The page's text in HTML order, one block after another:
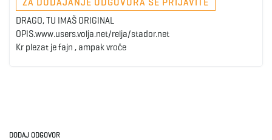
DRAGO, TU IMAŠ ORIGINAL
OPIS.www.users.volja.net/relja/stador.net
Kr plezat je fajn , ampak vroče
DODAJ ODGOVOR